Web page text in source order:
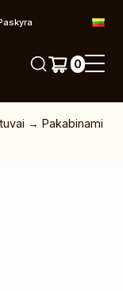
0
→Pakabinami